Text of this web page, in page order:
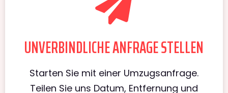
UNVERBINDLICHE ANFRAGE STELLEN
Starten Sie mit einer Umzugsanfrage.
Teilen Sie uns Datum, Entfernung und